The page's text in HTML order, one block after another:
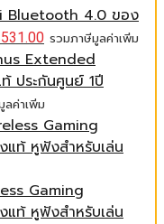
Bluetooth 4.0 ของ
531.00 รวมภาษีมูลค่าเพิ่ม
Extended
ประกันศูนย์ 1ปี
ค่าเพิ่ม
Gaming
ท้ หูฟังสำหรับเล่น